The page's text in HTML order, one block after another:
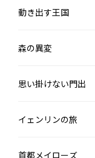
動き出す王国
森の異変
思い掛けない門出
イェンリンの旅
首都メイローズ